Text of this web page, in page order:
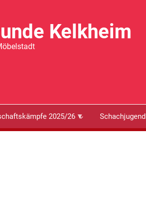
Kelkheim
2025/26 Schachjugend